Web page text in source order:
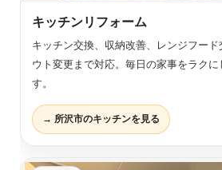
キッチンリフォーム
キッチン交換、収納改善、レンジフー
ウト変更まで対応。毎日の家事をラク
す。
→ 所沢市のキッチンを見る